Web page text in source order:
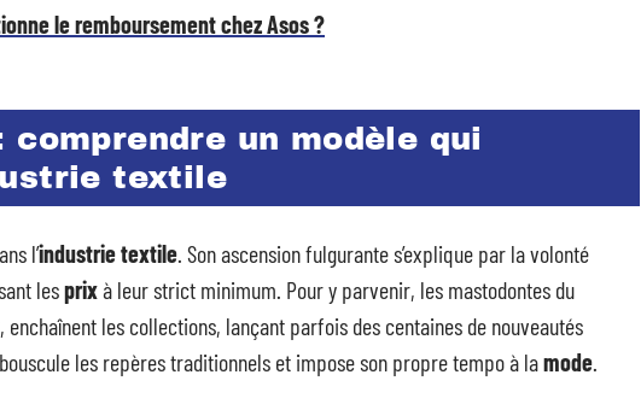
le remboursement chez Asos ?
un modèle qui
textile
l’industrie textile. Son ascension fulgurante s’explique par la volonté
lesprixà leur strict minimum. Pour y parvenir, les mastodontes du
, enchaînent les collections, lançant parfois des centaines de nouveautés
les repères traditionnels et impose son propre tempo à lamode.